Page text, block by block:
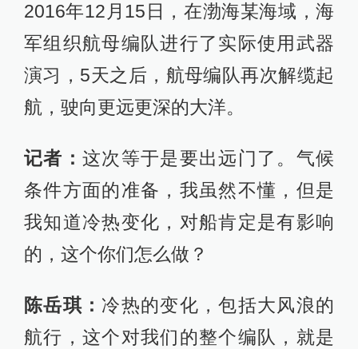
2016年12月15日，在渤海某海域，海
军组织航母编队进行了实际使用武器
演习，5天之后，航母编队再次解缆起
航，驶向更远更深的大洋。
记者： 这次等于是要出远门了。气候
条件方面的准备，我虽然不懂，但是
我知道冷热变化，对船肯定是有影响
的，这个你们怎么做？
陈岳琪： 冷热的变化，包括大风浪的
航行，这个对我们的整个编队，就是